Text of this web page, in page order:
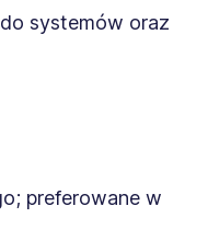
systemów oraz
preferowane w